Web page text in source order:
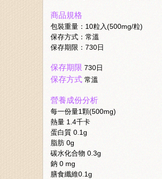
商品規格
包裝重量：10粒入(500mg/粒)
保存方式：常溫
保存期限：730日
保存期限 730日
保存方式 常溫
營養成份分析
每一份量1顆(500mg)
熱量 1.4千卡
蛋白質 0.1g
脂肪 0g
碳水化合物 0.3g
鈉 0 mg
膳食纖維0.1g